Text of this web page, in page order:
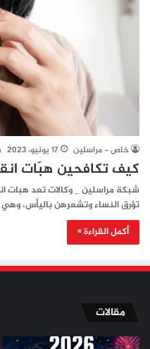
خاص - مراسلين 17 يونيو، 2023
كيف تكافحين هبّات
شبكة مراسلين _ وكالات تعد هبات
تؤرق النساء وتشعرهن باليأس،
أكمل القراءة »
مقالات
من